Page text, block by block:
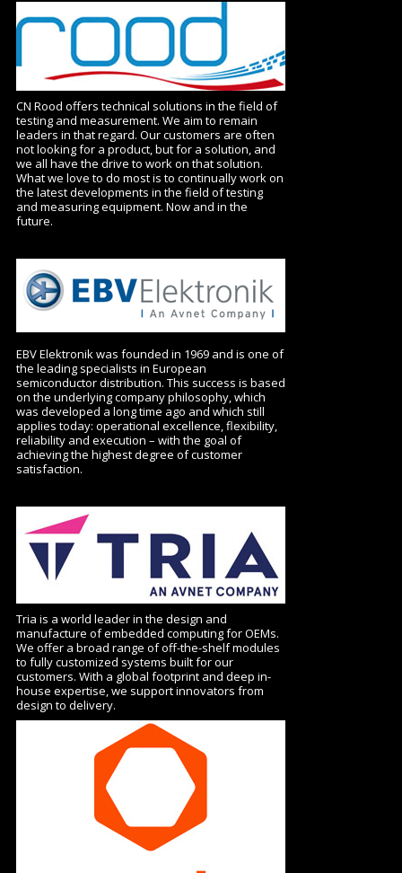
CN Rood offers technical solutions in the field of
testing and measurement. We aim to remain
leaders in that regard. Our customers are often
not looking for a product, but for a solution, and
we all have the drive to work on that solution.
What we love to do most is to continually work on
the latest developments in the field of testing
and measuring equipment. Now and in the
future.
EBV Elektronik was founded in 1969 and is one of
the leading specialists in European
semiconductor distribution. This success is based
on the underlying company philosophy, which
was developed a long time ago and which still
applies today: operational excellence, flexibility,
reliability and execution – with the goal of
achieving the highest degree of customer
satisfaction.
Tria is a world leader in the design and
manufacture of embedded computing for OEMs.
We offer a broad range of off-the-shelf modules
to fully customized systems built for our
customers. With a global footprint and deep in-
house expertise, we support innovators from
design to delivery.